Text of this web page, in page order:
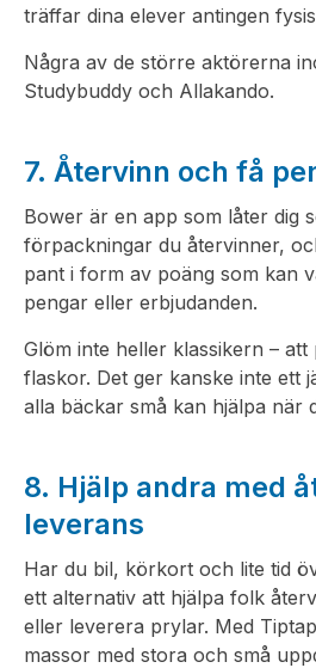
träffar dina elever antingen
Några av de större aktörerna
Studybuddy och Allakando.
7. Återvinn och få
Bower är en app som låter dig
förpackningar du återvinner,
pant i form av poäng som kan
pengar eller erbjudanden.
Glöm inte heller klassikern –
flaskor. Det ger kanske inte ett
alla bäckar små kan hjälpa när
8. Hjälp andra med
leverans
Har du bil, körkort och lite tid
ett alternativ att hjälpa folk
eller leverera prylar. Med
massor med stora och små